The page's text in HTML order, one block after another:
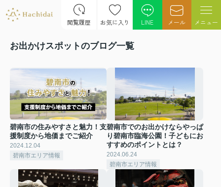
閲覧履歴 お気に入り LINE メール メニュー
お出かけスポットのブログ一覧
碧南市の住みやすさと魅力！支
援制度から地価までご紹介
2024.12.04
碧南市エリア情報
碧南市でのお出かけならやっぱ
り碧南市臨海公園！子どもにお
すすめのポイントとは？
2024.06.24
碧南市エリア情報